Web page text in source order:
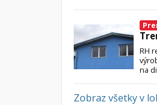
RH
na
Zobraz všetky v